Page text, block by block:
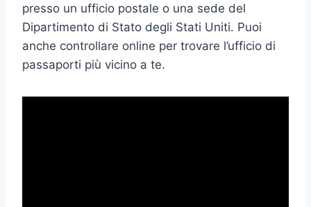
presso un ufficio postale o una sede del
Dipartimento di Stato degli Stati Uniti. Puoi
anche controllare online per trovare l’ufficio di
passaporti più vicino a te.